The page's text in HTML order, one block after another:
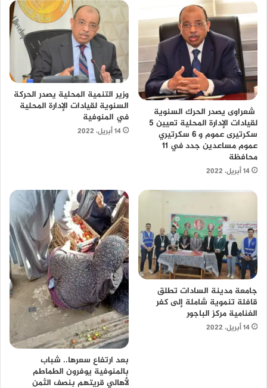
شعراوى يصدر الحرك السنوية
لقيادات الإدارة المحلية تعيين 5
سكرتيرى عموم و 6 سكرتيري
عموم مساعدين جدد في 11
محافظة
14 أبريل، 2022
وزير التنمية المحلية يصدر الحركة
السنوية لقيادات الإدارة المحلية
في المنوفية
14 أبريل، 2022
جامعة مدينة السادات تطلق
قافلة تنموية شاملة إلى كفر
الغنامية مركز الباجور
14 أبريل، 2022
بعد ارتفاع سعرها.. شباب
بالمنوفية يوفرون الطماطم
لأهالي قريتهم بنصف الثمن